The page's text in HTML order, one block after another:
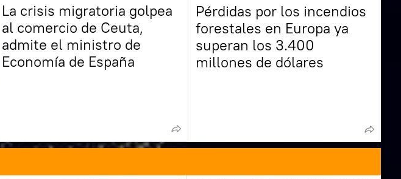
La crisis migratoria golpea
al comercio de Ceuta,
admite el ministro de
Economía de España
Pérdidas por los incendios
forestales en Europa ya
superan los 3.400
millones de dólares